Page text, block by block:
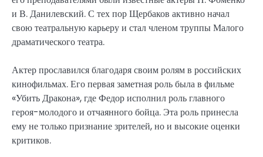
и В. Данилевский. С тех пор Щербаков активно начал
свою театральную карьеру и стал членом труппы Малого
драматического театра.
Актер прославился благодаря своим ролям в российских
кинофильмах. Его первая заметная роль была в фильме
«Убить Дракона», где Федор исполнил роль главного
героя-молодого и отчаянного бойца. Эта роль принесла
ему не только признание зрителей, но и высокие оценки
критиков.